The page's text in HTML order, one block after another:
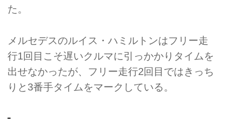
た。
メルセデスのルイス・ハミルトンはフリー走
行1回目こそ遅いクルマに引っかかりタイムを
出せなかったが、フリー走行2回目ではきっち
りと3番手タイムをマークしている。